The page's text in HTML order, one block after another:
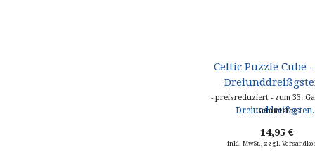
Celtic Puzzle Cube
- preisreduziert - zum 33.
Geburtstag
14,95 €
inkl. MwSt., zzgl.